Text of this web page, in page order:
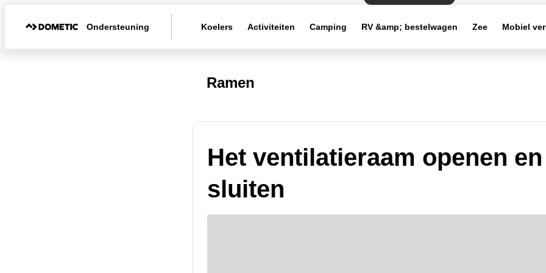
Ondersteuning Koelers Activiteiten Camping RV &amp; bestelwagen Zee Mobiel
Ramen
Het ventilatieraam openen en
sluiten